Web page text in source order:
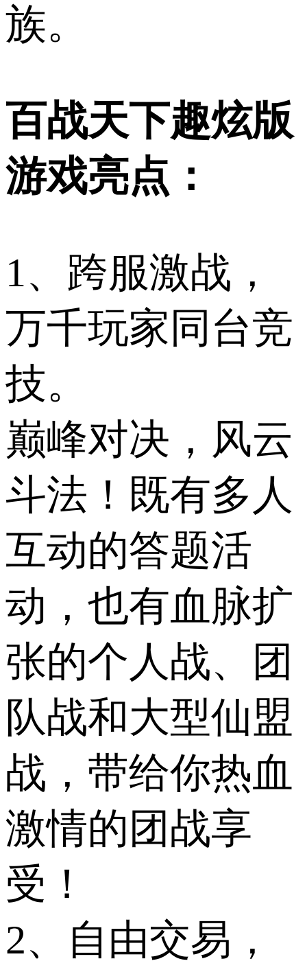
族。
百战天下趣炫版
游戏亮点：
1、跨服激战，
万千玩家同台竞
技。
巅峰对决，风云
斗法！既有多人
互动的答题活
动，也有血脉扩
张的个人战、团
队战和大型仙盟
战，带给你热血
激情的团战享
受！
2、自由交易，